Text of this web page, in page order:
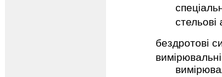
стельові
бездротові